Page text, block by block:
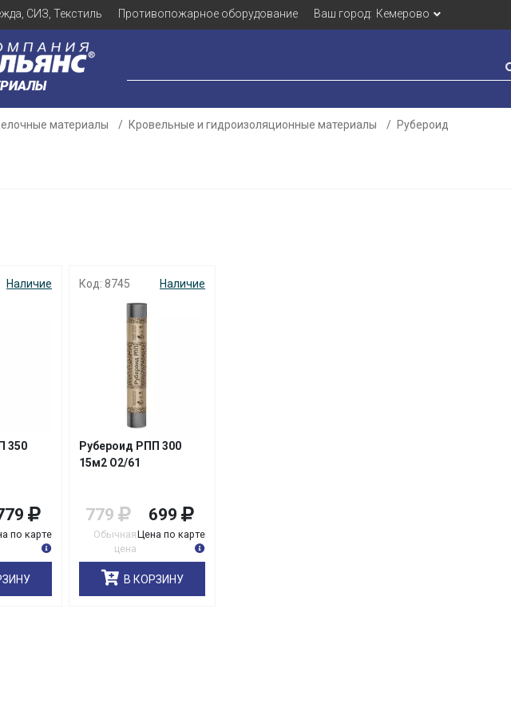
СИЗ, Текстиль Противопожарное оборудование Ваш город: Кемерово
материалы Кровельные и гидроизоляционные материалы Рубероид
Наличие
350
по карте
Код: 8745 Наличие
Рубероид РПП 300
15м2 О2/61
779
Обычная
цена
699
Цена по карте
В КОРЗИНУ